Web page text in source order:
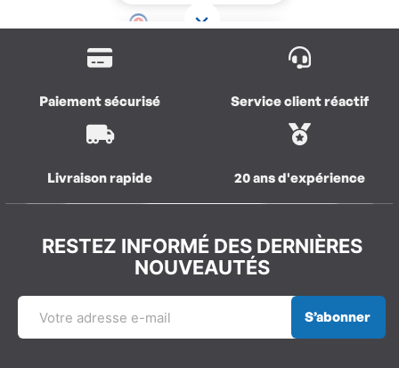
Paiement sécurisé Service client réactif
Livraison rapide 20 ans d'expérience
RESTEZ INFORMÉ DES DERNIÈRES
NOUVEAUTÉS
S’abonner